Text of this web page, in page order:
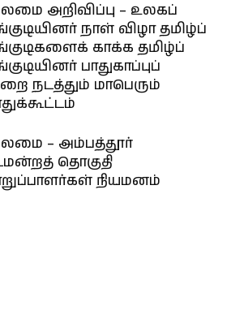
அறிவிப்பு – உலகப்
நாள் விழா தமிழ்ப்
காக்க தமிழ்ப்
பாதுகாப்புப்
நடத்தும் மாபெரும்
– அம்பத்தூர்
தொகுதி
நியமனம்